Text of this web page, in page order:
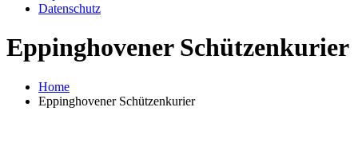
Datenschutz
Eppinghovener Schützenkurier
Home
Eppinghovener Schützenkurier